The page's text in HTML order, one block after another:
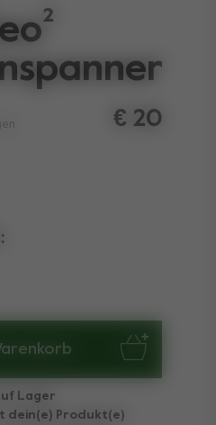
€ 20
Lager
dein(e) Produkt(e)